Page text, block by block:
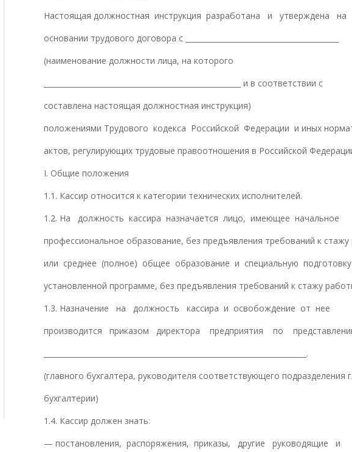
Настоящая должностная инструкция разработана и утверждена на
основании трудового договора с __________________________________________
(наименование должности лица, на которого
______________________________________________________ и в соответствии с
составлена настоящая должностная инструкция)
положениями Трудового кодекса Российской Федерации и иных
актов, регулирующих трудовые правоотношения в Российской
I. Общие положения
1.1. Кассир относится к категории технических исполнителей.
1.2. На должность кассира назначается лицо, имеющее начальное
профессиональное образование, без предъявления требований к
или среднее (полное) общее образование и специальную
установленной программе, без предъявления требований к стажу
1.3. Назначение на должность кассира и освобождение от нее
производится приказом директора предприятия по
________________________________________________________________________.
(главного бухгалтера, руководителя соответствующего подразделения
бухгалтерии)
1.4. Кассир должен знать:
— постановления, распоряжения, приказы, другие руководящие и